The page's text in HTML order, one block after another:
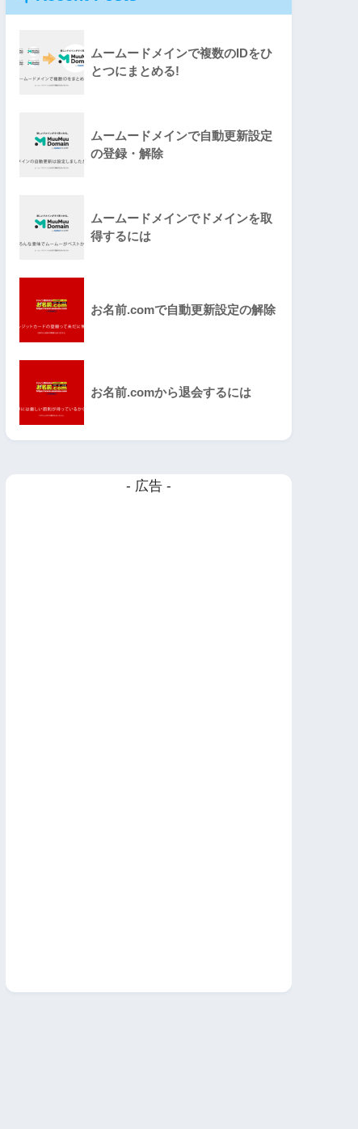
ムームードメインで複数のIDをひ
とつにまとめる!
ムームードメインで自動更新設定
の登録・解除
ムームードメインでドメインを取
得するには
お名前.comで自動更新設定の解除
お名前.comから退会するには
- 広告 -